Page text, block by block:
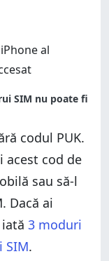
codul PUK.
acest cod de
sau să-l
Dacă ai
3 moduri
SIM.